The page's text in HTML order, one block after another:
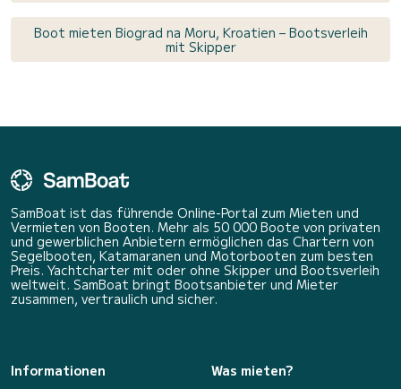
Boot mieten Biograd na Moru, Kroatien – Bootsverleih
mit Skipper
SamBoat ist das führende Online-Portal zum Mieten und
Vermieten von Booten. Mehr als 50 000 Boote von privaten
und gewerblichen Anbietern ermöglichen das Chartern von
Segelbooten, Katamaranen und Motorbooten zum besten
Preis. Yachtcharter mit oder ohne Skipper und Bootsverleih
weltweit. SamBoat bringt Bootsanbieter und Mieter
zusammen, vertraulich und sicher.
Informationen
Was mieten?